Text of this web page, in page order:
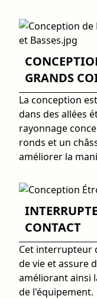
GRANDS
La conception
dans des allées
rayonnage
ronds et un
améliorer la
CONTACT
Cet interrupteur
de vie et assure
améliorant ainsi
de l'équipement.